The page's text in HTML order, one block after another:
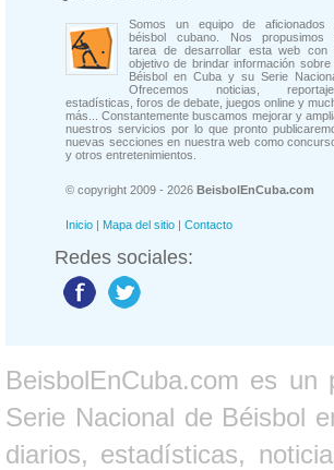
Somos un equipo de aficionados
béisbol cubano. Nos propusimos
tarea de desarrollar esta web con
objetivo de brindar información sobre
Béisbol en Cuba y su Serie
Ofrecemos noticias,
estadísticas, foros de debate, juegos online y
más... Constantemente buscamos mejorar y
nuestros servicios por lo que pronto
nuevas secciones en nuestra web como
y otros entretenimientos.
© copyright 2009 - 2026 BeisbolEnCuba.com
Inicio | Mapa del sitio | Contacto
Redes sociales:
BeisbolEnCuba.com es
Serie Nacional de Béisbol
diarios, estadísticas,